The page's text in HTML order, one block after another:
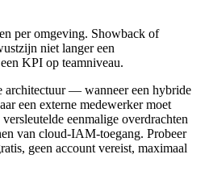
per omgeving. Showback of
niet langer een
KPI op teamniveau.
architectuur — wanneer een hybride
een externe medewerker moet
eenmalige overdrachten
van cloud-IAM-toegang. Probeer
geen account vereist, maximaal